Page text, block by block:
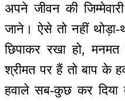
अपने जीवन की
जाने। ऐसे तो नहीं थोड़ा-
छिपाकर रखा हो,
श्रीमत पर हैं तो बाप के
हवाले सब-कुछ कर दिया